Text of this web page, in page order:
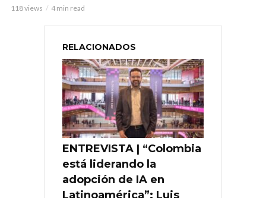
118 views 4 min read
RELACIONADOS
ENTREVISTA | “Colombia
está liderando la
adopción de IA en
Latinoamérica”: Luis